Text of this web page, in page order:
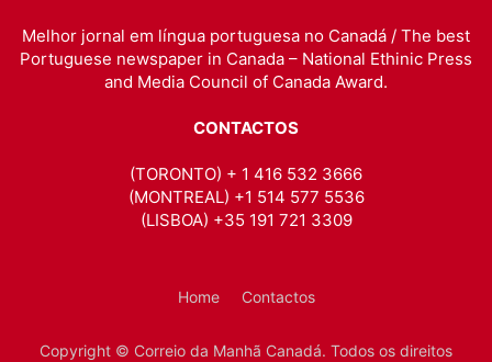
Melhor jornal em língua portuguesa no Canadá / The best
Portuguese newspaper in Canada – National Ethinic Press
and Media Council of Canada Award.
CONTACTOS
(TORONTO) + 1 416 532 3666
(MONTREAL) +1 514 577 5536
(LISBOA) +35 191 721 3309
Home Contactos
Copyright © Correio da Manhã Canadá. Todos os direitos